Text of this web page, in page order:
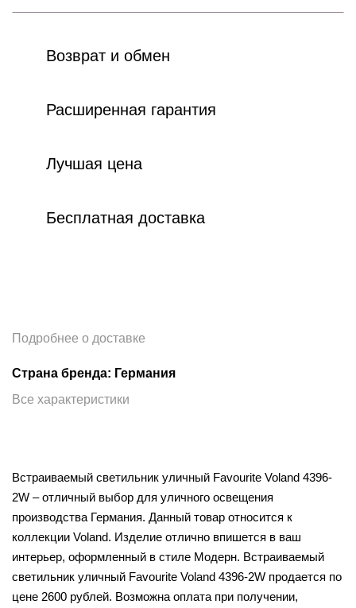
Возврат и обмен
Расширенная гарантия
Лучшая цена
Бесплатная доставка
Подробнее о доставке
Страна бренда: Германия
Все характеристики
Встраиваемый светильник уличный Favourite Voland 4396-
2W – отличный выбор для уличного освещения
производства Германия. Данный товар относится к
коллекции Voland. Изделие отлично впишется в ваш
интерьер, оформленный в стиле Модерн. Встраиваемый
светильник уличный Favourite Voland 4396-2W продается по
цене 2600 рублей. Возможна оплата при получении,